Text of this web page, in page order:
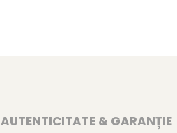
AUTENTICITATE & GARANȚIE